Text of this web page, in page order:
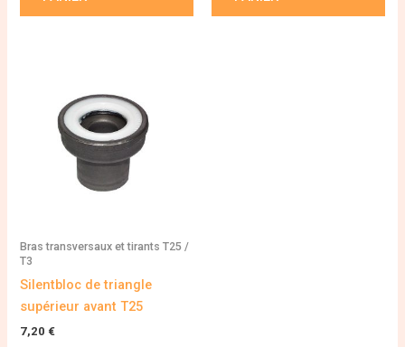
Bras transversaux et tirants T25 /
T3
Silentbloc de triangle
supérieur avant T25
7,20 €